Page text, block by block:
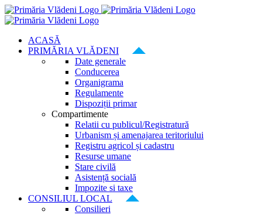
Skip
to
ACASĂ
PRIMĂRIA VLĂDENI
Date generale
Conducerea
Organigrama
Regulamente
Dispoziții primar
Compartimente
Relatii cu publicul/Registratură
Urbanism și amenajarea teritoriului
Registru agricol și cadastru
Resurse umane
Stare civilă
Asistență socială
Impozite si taxe
CONSILIUL LOCAL
Consilieri